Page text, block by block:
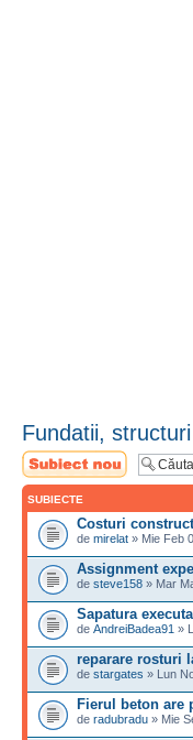
Fundatii,
Scrie un subiect
nou
SUBIECTE
Costuri
de mirelat » Mie Feb
Assignment
de steve158 » Mar
Sapatura
de AndreiBadea91 »
reparare rosturi
de stargates » Lun
Fierul beton are
de radubradu » Mie